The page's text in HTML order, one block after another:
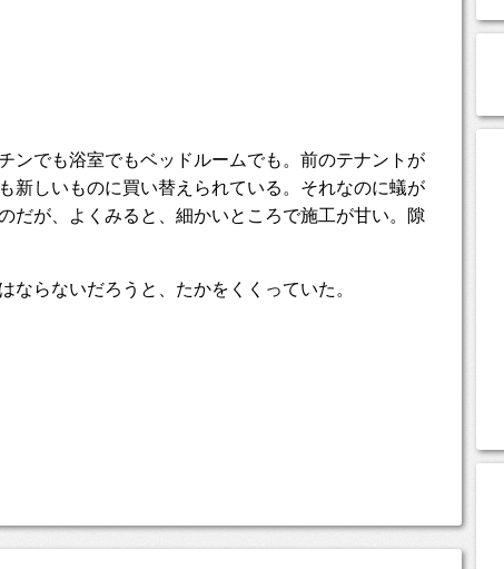
ンでも浴室でもベッドルームでも。前のテナントが
新しいものに買い替えられている。それなのに蟻が
だが、よくみると、細かいところで施工が甘い。隙
らないだろうと、たかをくくっていた。